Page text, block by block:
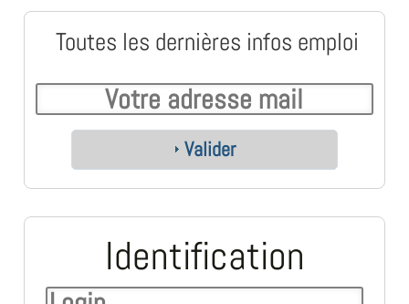
Toutes les dernières infos emploi
Valider
Identification